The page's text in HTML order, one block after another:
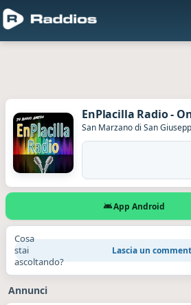
EnPlacilla Radio -
San Marzano di San
App Android
Cosa
stai
ascoltando?
Lascia un
Annunci